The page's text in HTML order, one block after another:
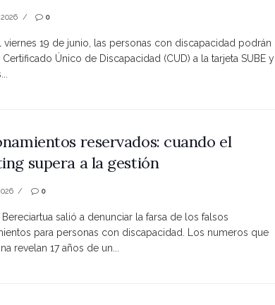
0
viernes 19 de junio, las personas con discapacidad podrán
Único de Discapacidad (CUD) a la tarjeta SUBE y
reservados: cuando el
supera a la gestión
0
salió a denunciar la farsa de los falsos
para personas con discapacidad. Los numeros que
revelan 17 años de un...